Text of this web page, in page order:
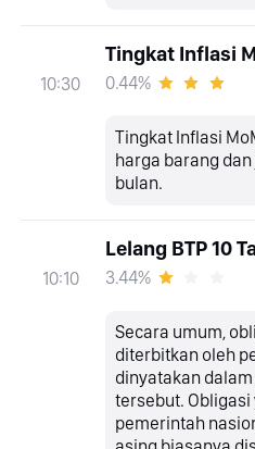
10:30
Tingkat Inflasi
0.44%
Tingkat Inflasi
harga barang
bulan.
10:10
Lelang BTP 10
3.44%
Secara umum,
diterbitkan oleh
dinyatakan
tersebut.
pemerintah